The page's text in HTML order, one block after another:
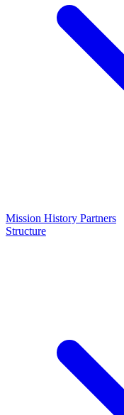
Mission History Partners
Structure